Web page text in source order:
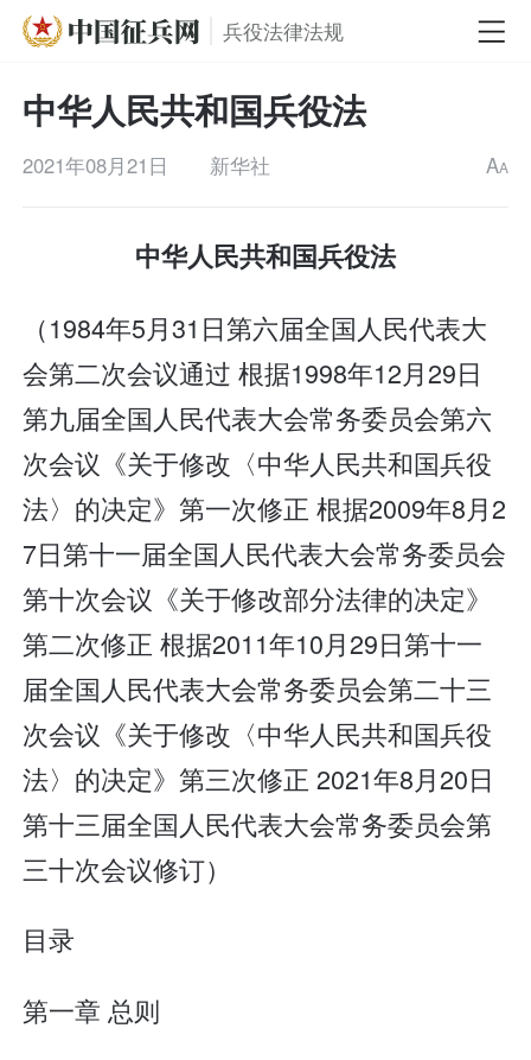
兵役法律法规
中华人民共和国兵役法
2021年08月21日 新华社 AA
中华人民共和国兵役法
（1984年5月31日第六届全国人民代表大
会第二次会议通过 根据1998年12月29日
第九届全国人民代表大会常务委员会第六
次会议《关于修改〈中华人民共和国兵役
法〉的决定》第一次修正 根据2009年8月2
7日第十一届全国人民代表大会常务委员会
第十次会议《关于修改部分法律的决定》
第二次修正 根据2011年10月29日第十一
届全国人民代表大会常务委员会第二十三
次会议《关于修改〈中华人民共和国兵役
法〉的决定》第三次修正 2021年8月20日
第十三届全国人民代表大会常务委员会第
三十次会议修订）
目录
第一章 总则